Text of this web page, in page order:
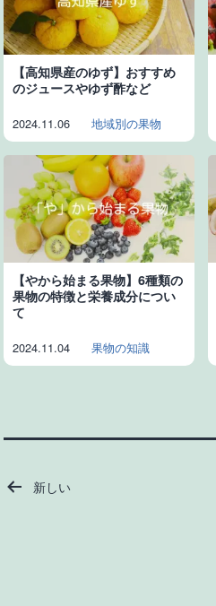
【高知県産のゆず】おすすめ
のジュースやゆず酢など
2024.11.06 地域別の果物
【やから始まる果物】6種類の
果物の特徴と栄養成分につい
て
2024.11.04 果物の知識
投
新しい